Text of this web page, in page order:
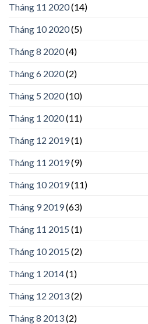
Tháng 11 2020(14)
Tháng 10 2020(5)
Tháng 8 2020(4)
Tháng 6 2020(2)
Tháng 5 2020(10)
Tháng 1 2020(11)
Tháng 12 2019(1)
Tháng 11 2019(9)
Tháng 10 2019(11)
Tháng 9 2019(63)
Tháng 11 2015 (1)
Tháng 10 2015 (2)
Tháng 1 2014(1)
Tháng 12 2013(2)
Tháng 8 2013(2)